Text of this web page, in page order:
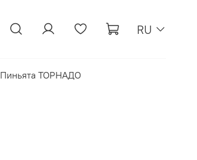
RU
Пиньята ТОРНАДО